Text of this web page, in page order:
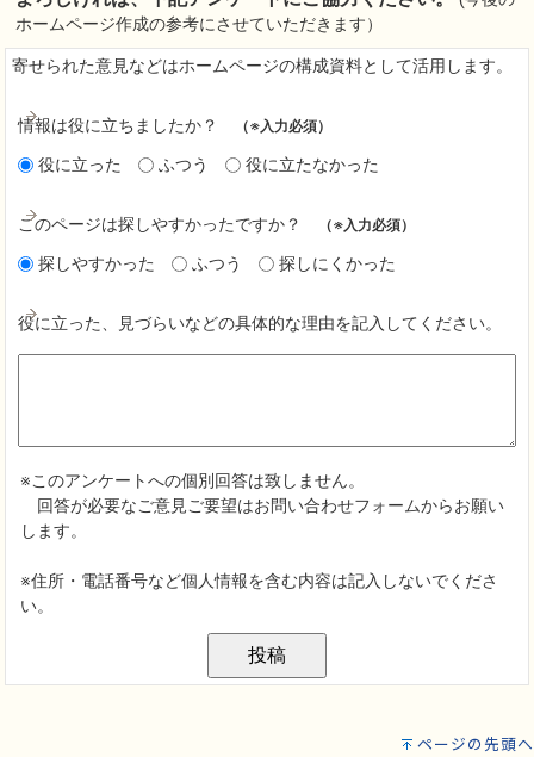
ページの先頭へ